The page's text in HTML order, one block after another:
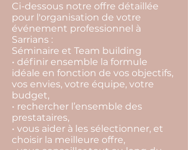
Ci-dessous notre offre détaillée
pour l'organisation de votre
événement professionnel à
Sarrians :
Séminaire et Team building
• définir ensemble la formule
idéale en fonction de vos objectifs,
vos envies, votre équipe, votre
budget,
• rechercher l’ensemble des
prestataires,
• vous aider à les sélectionner, et
choisir la meilleure offre,